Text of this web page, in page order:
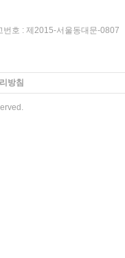
호 : 제2015-서울동대문-0807
방침